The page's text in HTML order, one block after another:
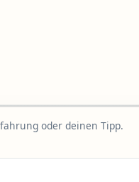
oder deinen Tipp.